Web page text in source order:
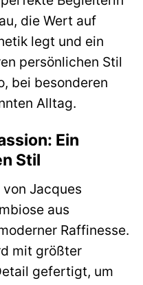
die Wert auf
legt und ein
persönlichen Stil
bei besonderen
Alltag.
Ein
Stil
Jacques
aus
Raffinesse.
mit größter
gefertigt, um